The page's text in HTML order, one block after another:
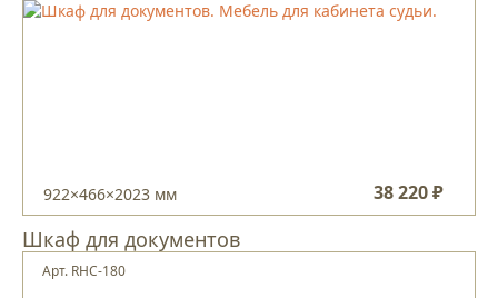
922×466×2023 мм 38 220 ₽
Шкаф для документов
Арт. RHC-180